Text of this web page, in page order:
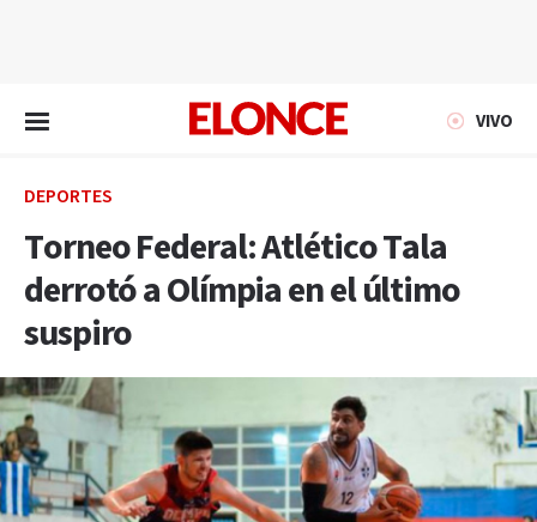
VIVO
DEPORTES
Torneo Federal: Atlético Tala
derrotó a Olímpia en el último
suspiro